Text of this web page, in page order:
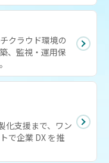
クラウド環境の
、監視・運用保
化支援まで、ワン
で企業 DX を推